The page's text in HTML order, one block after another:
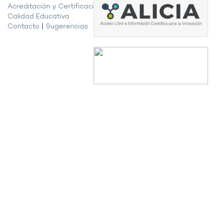
Acreditación y Certificación de la
Calidad Educativa
Contacto
Sugerencias